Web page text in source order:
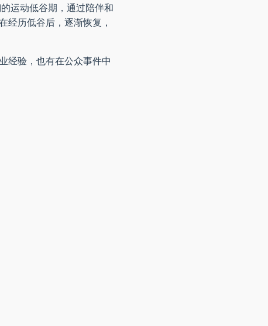
运动低谷期，通过陪伴和
经历低谷后，逐渐恢复，
经验，也有在公众事件中